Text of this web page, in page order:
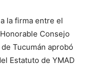
la firma entre el
Consejo
Tucumán aprobó
Estatuto de YMAD